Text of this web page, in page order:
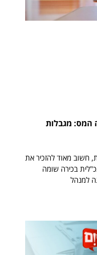
המס: מגבלות
חשוב מאוד להזכיר את
בכירה שומה
למנהל